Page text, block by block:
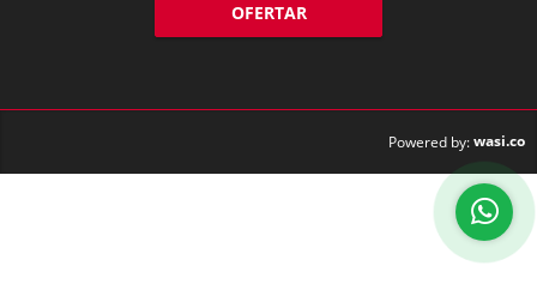
OFERTAR
Powered by:wasi.co